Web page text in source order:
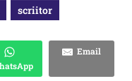
scriitor
Email